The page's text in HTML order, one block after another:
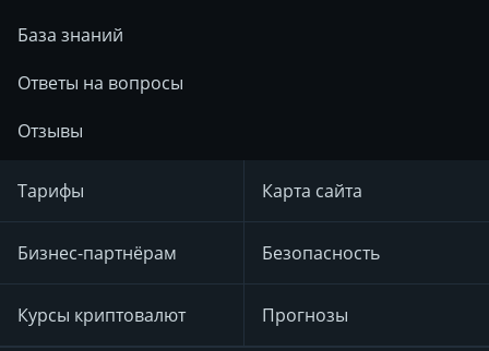
База знаний
Ответы на вопросы
Отзывы
Тарифы
Бизнес-партнёрам
Курсы криптовалют
Карта сайта
Безопасность
Прогнозы